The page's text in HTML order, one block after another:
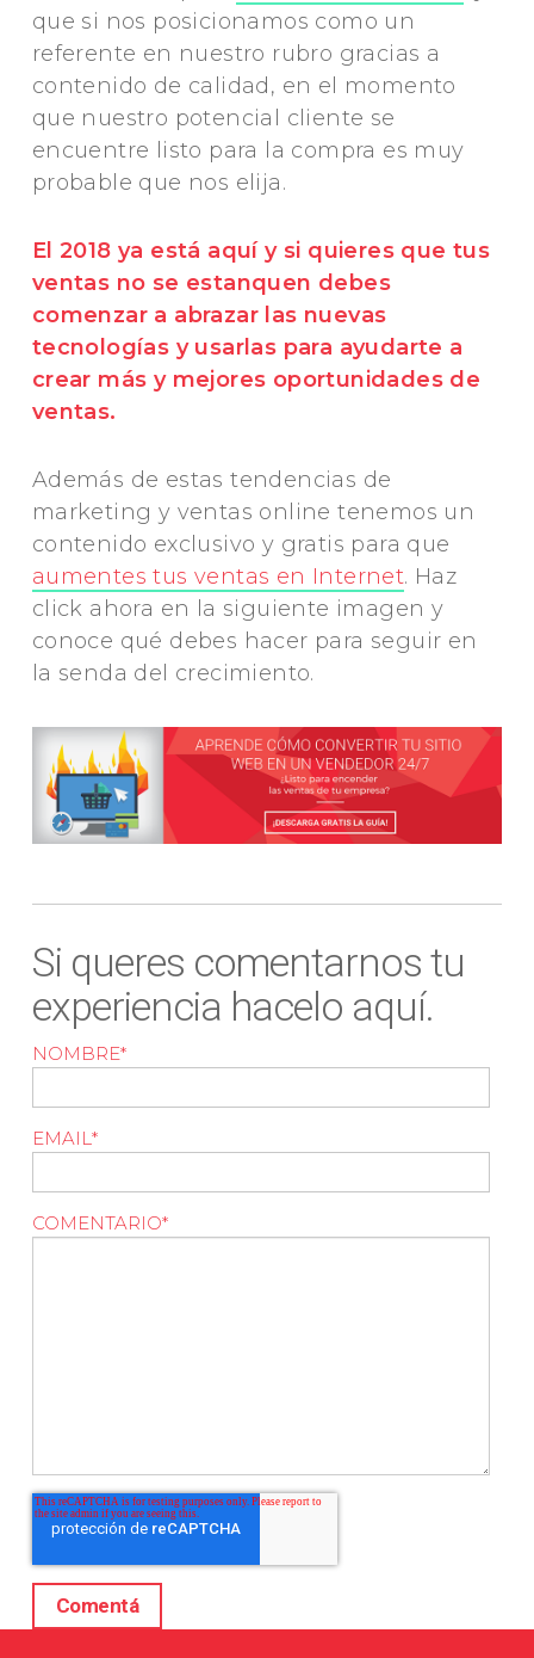
que si nos posicionamos como un
referente en nuestro rubro gracias a
contenido de calidad, en el momento
que nuestro potencial cliente se
encuentre listo para la compra es muy
probable que nos elija.
El 2018 ya está aquí y si quieres que tus
ventas no se estanquen debes
comenzar a abrazar las nuevas
tecnologías y usarlas para ayudarte a
crear más y mejores oportunidades de
ventas.
Además de estas tendencias de
marketing y ventas online tenemos un
contenido exclusivo y gratis para que
aumentes tus ventas en Internet. Haz
click ahora en la siguiente imagen y
conoce qué debes hacer para seguir en
la senda del crecimiento.
Si queres comentarnos tu
experiencia hacelo aquí.
NOMBRE*
EMAIL *
COMENTARIO*